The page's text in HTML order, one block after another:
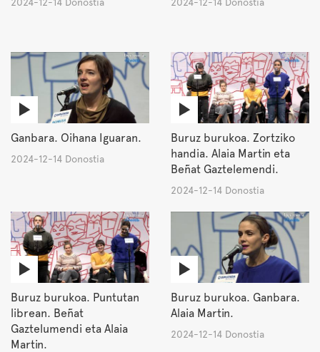
Ganbara. Oihana Iguaran.
2024-12-14 Donostia
Buruz burukoa. Zortziko
handia. Alaia Martin eta
Beñat Gaztelemendi.
2024-12-14 Donostia
Buruz burukoa. Puntutan
librean. Beñat
Gaztelumendi eta Alaia
Martin.
Buruz burukoa. Ganbara.
Alaia Martin.
2024-12-14 Donostia